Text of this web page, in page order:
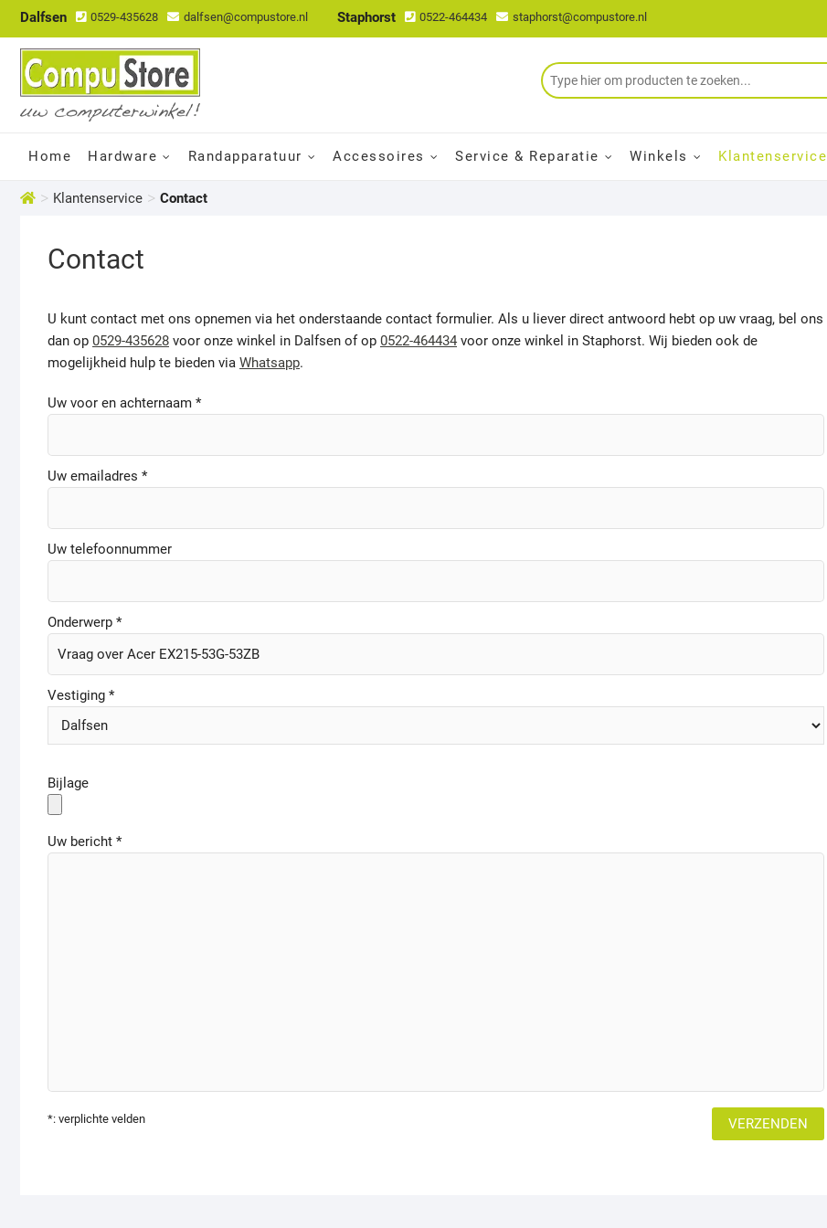
Dalfsen 0529-435628 dalfsen@compustore.nl Staphorst 0522-464434 staphorst@compustore.nl
Home Hardware Randapparatuur Accessoires Service & Reparatie Winkels Klantenservice
> Klantenservice > Contact
Contact
U kunt contact met ons opnemen via het onderstaande contact formulier. Als u liever direct antwoord hebt op uw vraag, bel ons
dan op 0529-435628 voor onze winkel in Dalfsen of op 0522-464434 voor onze winkel in Staphorst. Wij bieden ook de
mogelijkheid hulp te bieden via Whatsapp.
Uw voor en achternaam *
Uw emailadres *
Uw telefoonnummer
Onderwerp *
Vestiging *
Bijlage
Uw bericht *
*: verplichte velden